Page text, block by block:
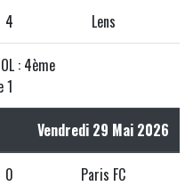
4 Lens
: 4ème
1
Vendredi 29 Mai 2026
0 Paris FC